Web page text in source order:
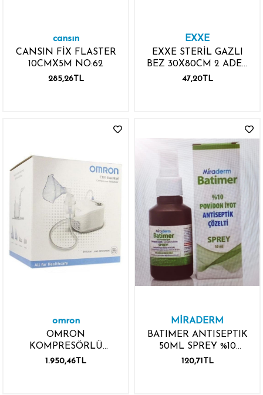
cansın
CANSIN FİX FLASTER
10CMX5M NO:62
285,26TL
EXXE
EXXE STERİL GAZLI
BEZ 30X80CM 2 ADET
30X40
47,20TL
omron
OMRON
KOMPRESÖRLÜ
NEBÜLİZATÖR NE-
1.950,46TL
MİRADERM
BATIMER ANTISEPTIK
50ML SPREY %10
POVİDON İYOT
120,71TL